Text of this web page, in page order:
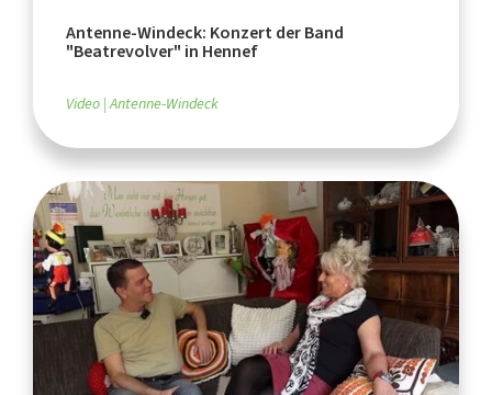
Antenne-Windeck: Konzert der Band
"Beatrevolver" in Hennef
Video Antenne-Windeck